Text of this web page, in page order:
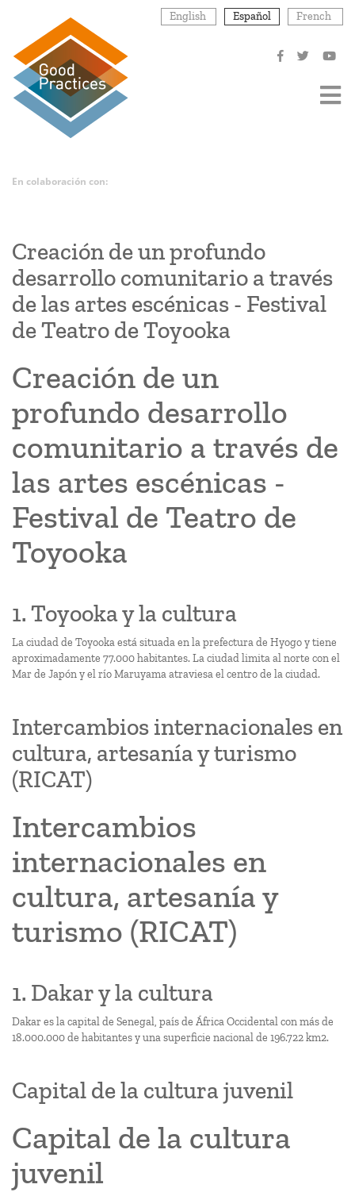
contenido
principal
English Español French
En colaboración con:
Creación de un profundo
desarrollo comunitario a través
de las artes escénicas - Festival
de Teatro de Toyooka
Creación de un
profundo desarrollo
comunitario a través de
las artes escénicas -
Festival de Teatro de
Toyooka
1. Toyooka y la cultura
La ciudad de Toyooka está situada en la prefectura de Hyogo y tiene
aproximadamente 77.000 habitantes. La ciudad limita al norte con el
Mar de Japón y el río Maruyama atraviesa el centro de la ciudad.
Intercambios internacionales en
cultura, artesanía y turismo
(RICAT)
Intercambios
internacionales en
cultura, artesanía y
turismo (RICAT)
1. Dakar y la cultura
Dakar es la capital de Senegal, país de África Occidental con más de
18.000.000 de habitantes y una superficie nacional de 196.722 km2.
Capital de la cultura juvenil
Capital de la cultura
juvenil